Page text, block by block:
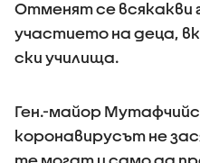
Отменят се всякакви
участието на деца,
ски училища.
Ген.-майор
коронавирусът не